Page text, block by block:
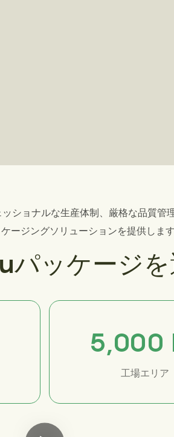
ショナルな生産体制、厳格な品質管
ージングソリューションを提供します
パッケージ
5,000
工場エリア